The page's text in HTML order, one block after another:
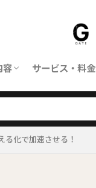
容
｜対応業務
とは
サービス・料金
る化で加速させる！